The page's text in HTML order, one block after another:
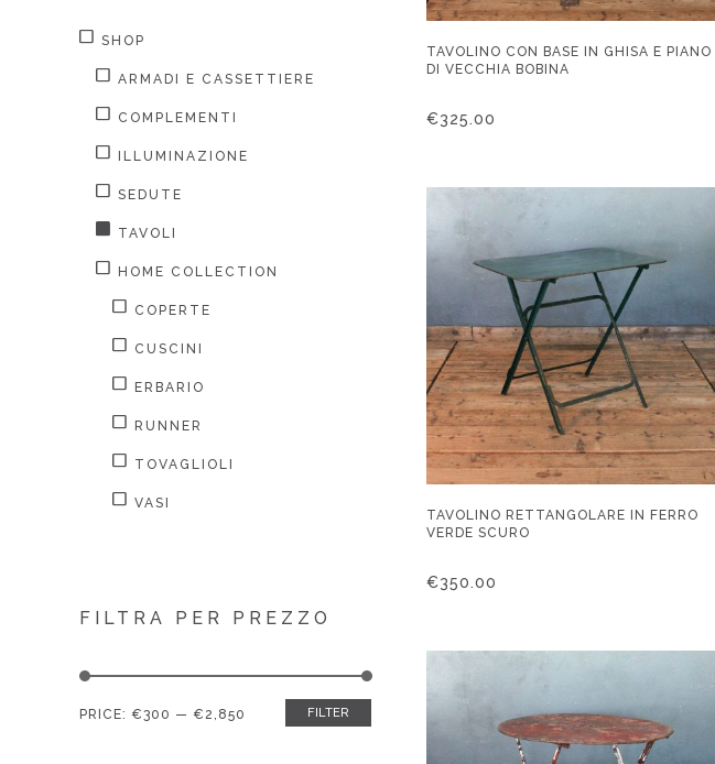
SHOP
ARMADI E CASSETTIERE
COMPLEMENTI
ILLUMINAZIONE
SEDUTE
TAVOLI
HOME COLLECTION
COPERTE
CUSCINI
ERBARIO
RUNNER
TOVAGLIOLI
VASI
FILTRA PER PREZZO
FILTER
PRICE: €300 — €2,850
TAVOLINO CON BASE IN GHISA E PIANO
DI VECCHIA BOBINA
€325.00
TAVOLINO RETTANGOLARE IN FERRO
VERDE SCURO
€350.00